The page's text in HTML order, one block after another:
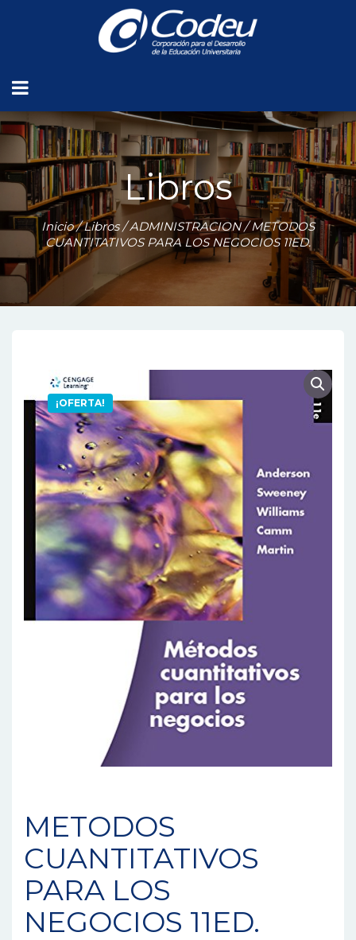
Libros
Inicio/Libros/ADMINISTRACION/ METODOS
CUANTITATIVOS PARA LOS NEGOCIOS 11ED.
¡OFERTA!
METODOS
CUANTITATIVOS
PARA LOS
NEGOCIOS 11ED.